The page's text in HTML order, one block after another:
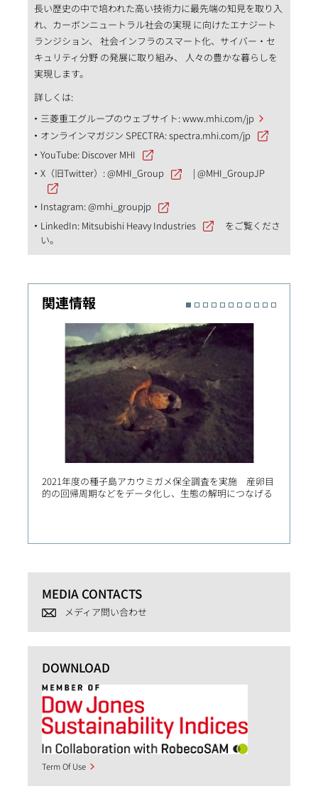
長い歴史の中で培われた高い技術力に最先端の知見を取り入
れ、カーボンニュートラル社会の実現 に向けたエナジート
ランジション、 社会インフラのスマート化、サイバー・セ
キュリティ分野 の発展に取り組み、 人々の豊かな暮らしを
実現します。
詳しくは:
三菱重工グループのウェブサイト:www.mhi.com/jp
オンラインマガジン SPECTRA:spectra.mhi.com/jp
YouTube: Discover MHI
X（旧Twitter）:@MHI_Group |@MHI_GroupJP
Instagram:@mhi_groupjp
LinkedIn: Mitsubishi Heavy Industries
をご覧くださ
い。
関連情報
2021年度の種子島アカウミガメ保全調査を実施 産卵目
的の回帰周期などをデータ化し、生態の解明につなげる
MEDIA CONTACTS
メディア問い合わせ
DOWNLOAD
Term Of Use